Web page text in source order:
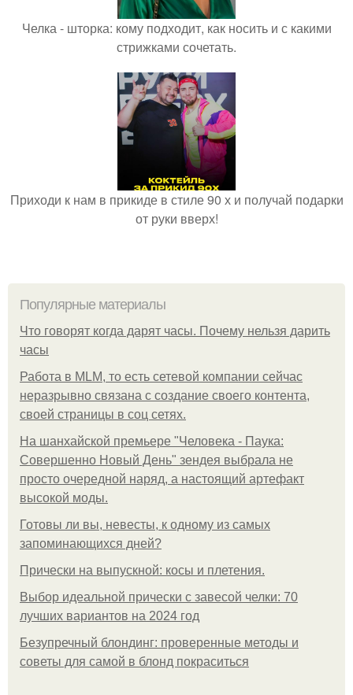
Челка - шторка: кому подходит, как носить и с какими
стрижками сочетать.
Приходи к нам в прикиде в стиле 90 х и получай подарки
от руки вверх!
Популярные материалы
Что говорят когда дарят часы. Почему нельзя дарить
часы
Работа в MLM, то есть сетевой компании сейчас
неразрывно связана с создание своего контента,
своей страницы в соц сетях.
На шанхайской премьере "Человека - Паука:
Совершенно Новый День" зендея выбрала не
просто очередной наряд, а настоящий артефакт
высокой моды.
Готовы ли вы, невесты, к одному из самых
запоминающихся дней?
Прически на выпускной: косы и плетения.
Выбор идеальной прически с завесой челки: 70
лучших вариантов на 2024 год
Безупречный блондинг: проверенные методы и
советы для самой в блонд покраситься